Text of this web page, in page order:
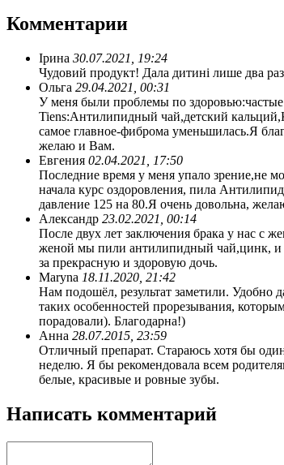
Комментарии
Ірина 30.07.2021, 19:24
Чудовий продукт! Дала дитині лише два
Ольга 29.04.2021, 00:31
У меня были проблемы по
Tiens:Антилипидный чай,детский
самое главное-фиброма уменьшилась.Я
желаю и Вам.
Евгения 02.04.2021, 17:50
Последние время у меня упало зрение,не
начала курс оздоровления, пила
давление 125 на 80.Я очень довольна,
Александр 23.02.2021, 00:14
После двух лет заключения брака у нас с
женой мы пили антилипидный чай,цинк, и
за прекрасную и здоровую дочь.
Maryna 18.11.2020, 21:42
Нам подошёл, результат заметили. Удобно
таких особенностей прорезывания,
порадовали). Благодарна!)
Анна 28.07.2015, 23:59
Отличный препарат. Стараюсь хотя бы
неделю. Я бы рекомендовала всем
белые, красивые и ровные зубы.
Написать комментарий